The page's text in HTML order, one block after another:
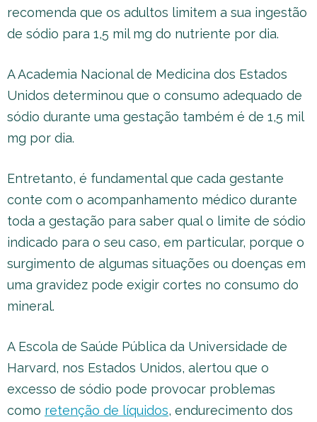
recomenda que os adultos limitem a sua ingestão
de sódio para 1,5 mil mg do nutriente por dia.
A Academia Nacional de Medicina dos Estados
Unidos determinou que o consumo adequado de
sódio durante uma gestação também é de 1,5 mil
mg por dia.
Entretanto, é fundamental que cada gestante
conte com o acompanhamento médico durante
toda a gestação para saber qual o limite de sódio
indicado para o seu caso, em particular, porque o
surgimento de algumas situações ou doenças em
uma gravidez pode exigir cortes no consumo do
mineral.
A Escola de Saúde Pública da Universidade de
Harvard, nos Estados Unidos, alertou que o
excesso de sódio pode provocar problemas
como retenção de líquidos, endurecimento dos